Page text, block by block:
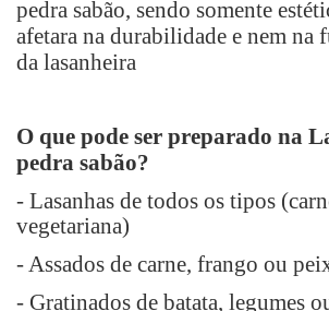
pedra sabão, sendo somente
afetara na durabilidade e nem na
da lasanheira
O que pode ser preparado na
pedra sabão?
- Lasanhas de todos os tipos
vegetariana)
- Assados de carne, frango ou
- Gratinados de batata, legumes